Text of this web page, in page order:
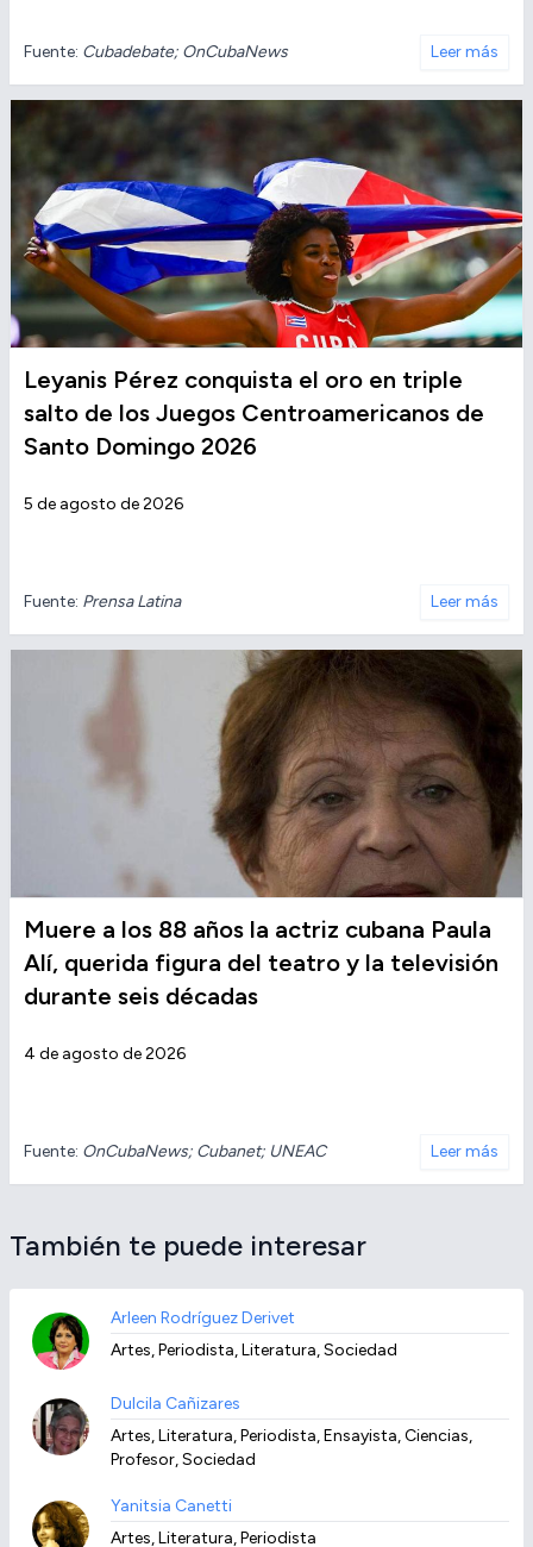
Fuente: Cubadebate; OnCubaNews Leer más
Leyanis Pérez conquista el oro en triple
salto de los Juegos Centroamericanos de
Santo Domingo 2026
5 de agosto de 2026
Fuente: Prensa Latina Leer más
Muere a los 88 años la actriz cubana Paula
Alí, querida figura del teatro y la televisión
durante seis décadas
4 de agosto de 2026
Fuente: OnCubaNews; Cubanet; UNEAC Leer más
También te puede interesar
Arleen Rodríguez Derivet
Artes, Periodista, Literatura, Sociedad
Dulcila Cañizares
Artes, Literatura, Periodista, Ensayista, Ciencias,
Profesor, Sociedad
Yanitsia Canetti
Artes, Literatura, Periodista